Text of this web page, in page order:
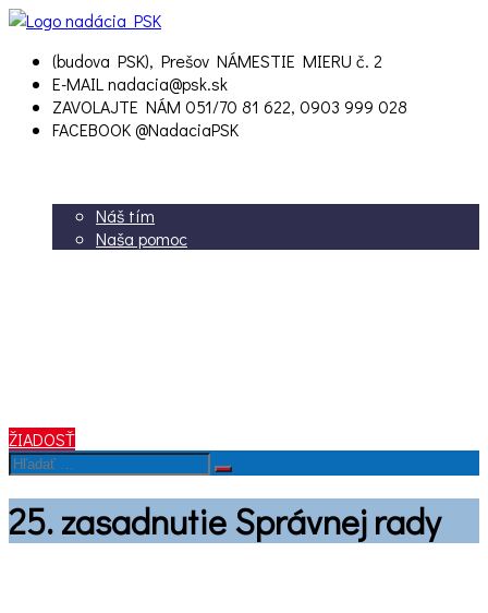
(budova PSK), Prešov NÁMESTIE MIERU č. 2
E-MAIL nadacia@psk.sk
ZAVOLAJTE NÁM 051/70 81 622, 0903 999 028
FACEBOOK@NadaciaPSK
Náš tím
Naša pomoc
ŽIADOSŤ
Výsledky
pre:
Hľadať
25. zasadnutie Správnej rady